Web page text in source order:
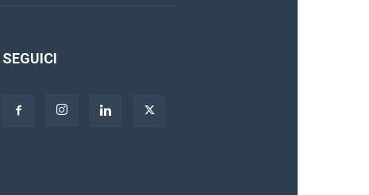
SEGUICI